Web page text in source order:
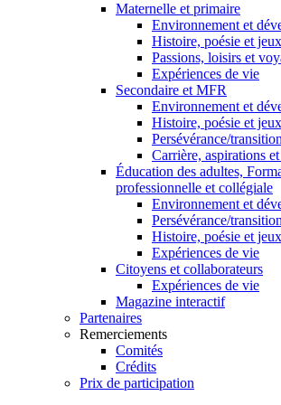
Maternelle et primaire
Environnement et
Histoire, poésie et jeux
Passions, loisirs et
Expériences de vie
Secondaire et MFR
Environnement et
Histoire, poésie et jeux
Persévérance/
Carrière, aspirations
Éducation des adultes,
professionnelle et collégiale
Environnement et
Persévérance/
Histoire, poésie et jeux
Expériences de vie
Citoyens et collaborateurs
Expériences de vie
Magazine interactif
Partenaires
Remerciements
Comités
Crédits
Prix de participation